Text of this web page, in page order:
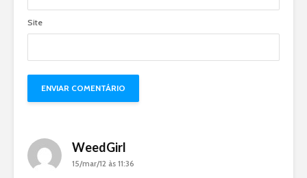
Site
WeedGirl
15/mar/12 às 11:36